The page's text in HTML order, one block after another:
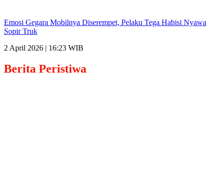
Emosi Gegara Mobilnya Diserempet, Pelaku Tega Habisi Nyawa
Sopir Truk
2 April 2026 | 16:23 WIB
Berita Peristiwa